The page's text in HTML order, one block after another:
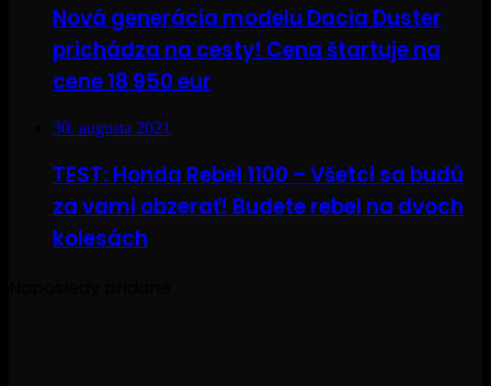
Nová generácia modelu Dacia Duster
prichádza na cesty! Cena štartuje na
cene 18 950 eur
30. augusta 2021
TEST: Honda Rebel 1100 – Všetci sa budú
za vami obzerať! Budete rebel na dvoch
kolesách